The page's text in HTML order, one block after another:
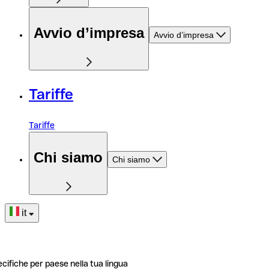
Avvio d’impresa Avvio d’impresa
Tariffe
Tariffe
Chi siamo Chi siamo
it
per paese nella tua lingua